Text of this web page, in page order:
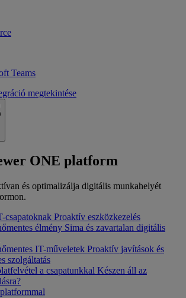
Teams
megtekintése
ONE platform
és optimalizálja digitális munkahelyét
csapatoknak Proaktív eszközkezelés
élmény Sima és zavartalan digitális
IT-műveletek Proaktív javítások és
szolgáltatás
a csapatunkkal Készen áll az